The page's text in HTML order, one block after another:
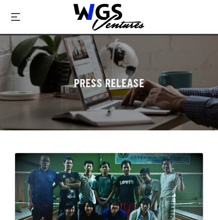
PRESS RELEASE